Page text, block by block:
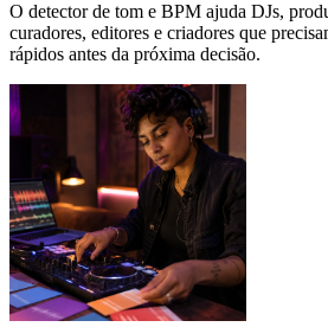
O detector de tom e BPM ajuda DJs,
curadores, editores e criadores que
rápidos antes da próxima decisão.